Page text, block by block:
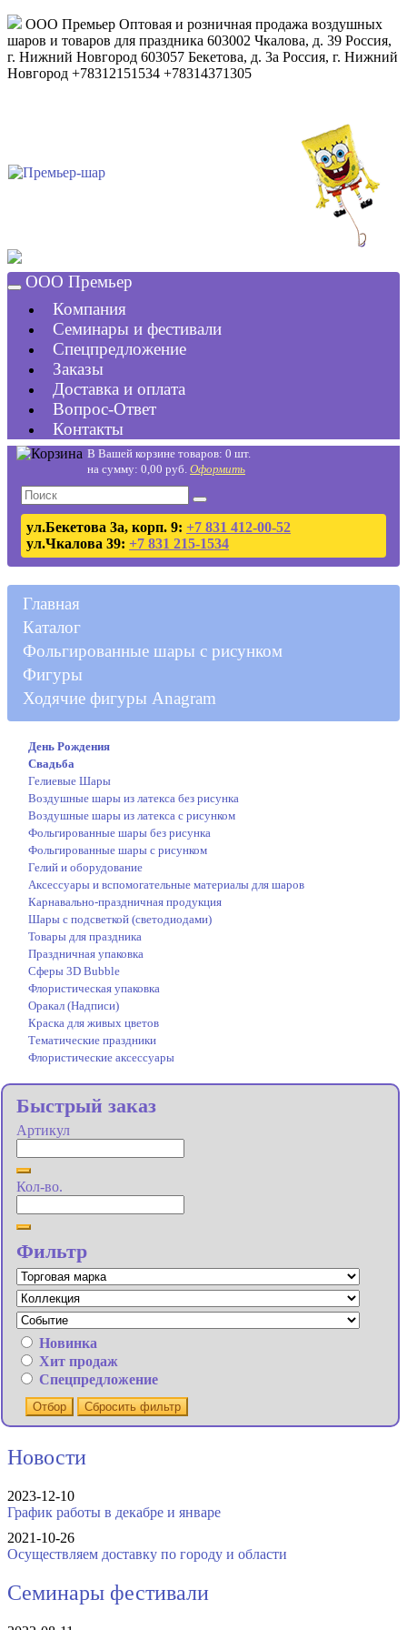
ООО Премьер Оптовая и розничная продажа воздушных
шаров и товаров для праздника 603002 Чкалова, д. 39 Россия,
г. Нижний Новгород 603057 Бекетова, д. 3а Россия, г. Нижний
Новгород +78312151534 +78314371305
ООО Премьер
Компания
Семинары и фестивали
Спецпредложение
Заказы
Доставка и оплата
Вопрос-Ответ
Контакты
В Вашей корзине товаров: 0 шт.
на сумму: 0,00 руб. Оформить
ул.Бекетова 3а, корп. 9: +7 831 412-00-52
ул.Чкалова 39: +7 831 215-1534
Главная
Каталог
Фольгированные шары с рисунком
Фигуры
Ходячие фигуры Anagram
День Рождения
Свадьба
Гелиевые Шары
Воздушные шары из латекса без рисунка
Воздушные шары из латекса с рисунком
Фольгированные шары без рисунка
Фольгированные шары с рисунком
Гелий и оборудование
Аксессуары и вспомогательные материалы для шаров
Карнавально-праздничная продукция
Шары с подсветкой (светодиодами)
Товары для праздника
Праздничная упаковка
Сферы 3D Bubble
Флористическая упаковка
Оракал (Надписи)
Краска для живых цветов
Тематические праздники
Флористические аксессуары
Быстрый заказ
Артикул
Кол-во.
Фильтр
Новинка
Хит продаж
Спецпредложение
Отбор Сбросить фильтр
Новости
2023-12-10
График работы в декабре и январе
2021-10-26
Осуществляем доставку по городу и области
Семинары фестивали